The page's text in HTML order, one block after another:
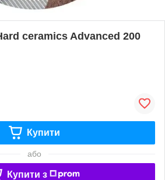
ceramics Advanced 200
Купити
або
Купити з